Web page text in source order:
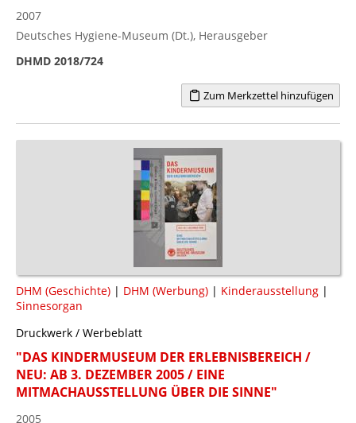
2007
Deutsches Hygiene-Museum (Dt.), Herausgeber
DHMD 2018/724
Zum Merkzettel hinzufügen
DHM (Geschichte) | DHM (Werbung) | Kinderausstellung |
Sinnesorgan
Druckwerk / Werbeblatt
"DAS KINDERMUSEUM DER ERLEBNISBEREICH /
NEU: AB 3. DEZEMBER 2005 / EINE
MITMACHAUSSTELLUNG ÜBER DIE SINNE"
2005